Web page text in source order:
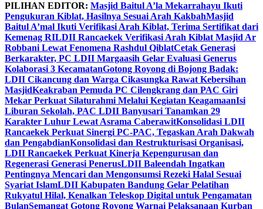
PILIHAN EDITOR: Masjid Baitul A’la Mekarrahayu Ikuti
Pengukuran Kiblat, Hasilnya Sesuai Arah KakbahMasjid
Baitul A’mal Ikuti Verifikasi Arah Kiblat, Terima Sertifikat dari
Kemenag RILDII Rancaekek Verifikasi Arah Kiblat Masjid Ar
Robbani Lewat Fenomena Rashdul QiblatCetak Generasi
Berkarakter, PC LDII Margaasih Gelar Evaluasi Generus
Kolaborasi 3 KecamatanGotong Royong di Bojong Badak:
LDII Cikancung dan Warga Cikasungka Rawat Kebersihan
MasjidKeakraban Pemuda PC Cilengkrang dan PAC Giri
Mekar Perkuat Silaturahmi Melalui Kegiatan KeagamaanIsi
Liburan Sekolah, PAC LDII Banyusari Tanamkan 29
Karakter Luhur Lewat Asrama CaberawitKonsolidasi LDII
Rancaekek Perkuat Sinergi PC-PAC, Tegaskan Arah Dakwah
dan PengabdianKonsolidasi dan Restrukturisasi Organisasi,
LDII Rancaekek Perkuat Kinerja Kepengurusan dan
Regenerasi Generasi PenerusLDII Baleendah Ingatkan
Pentingnya Mencari dan Mengonsumsi Rezeki Halal Sesuai
Syariat IslamLDII Kabupaten Bandung Gelar Pelatihan
Rukyatul Hilal, Kenalkan Teleskop Digital untuk Pengamatan
BulanSemangat Gotong Royong Warnai Pelaksanaan Kurban